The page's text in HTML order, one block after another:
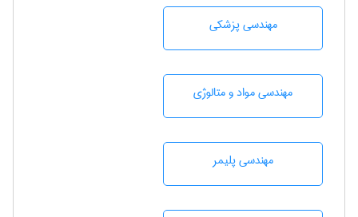
مهندسی پزشکی
مهندسی مواد و متالوژی
مهندسی پليمر